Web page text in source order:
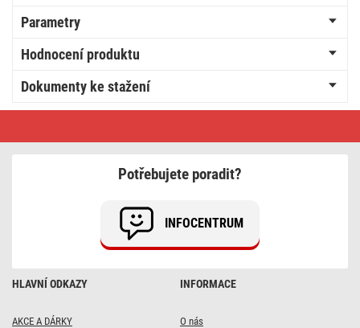
Parametry
Hodnocení produktu
Dokumenty ke stažení
HLAVNÍ ODKAZY
AKCE A DÁRKY
INFORMACE
O nás
Potřebujete poradit?
INFOCENTRUM